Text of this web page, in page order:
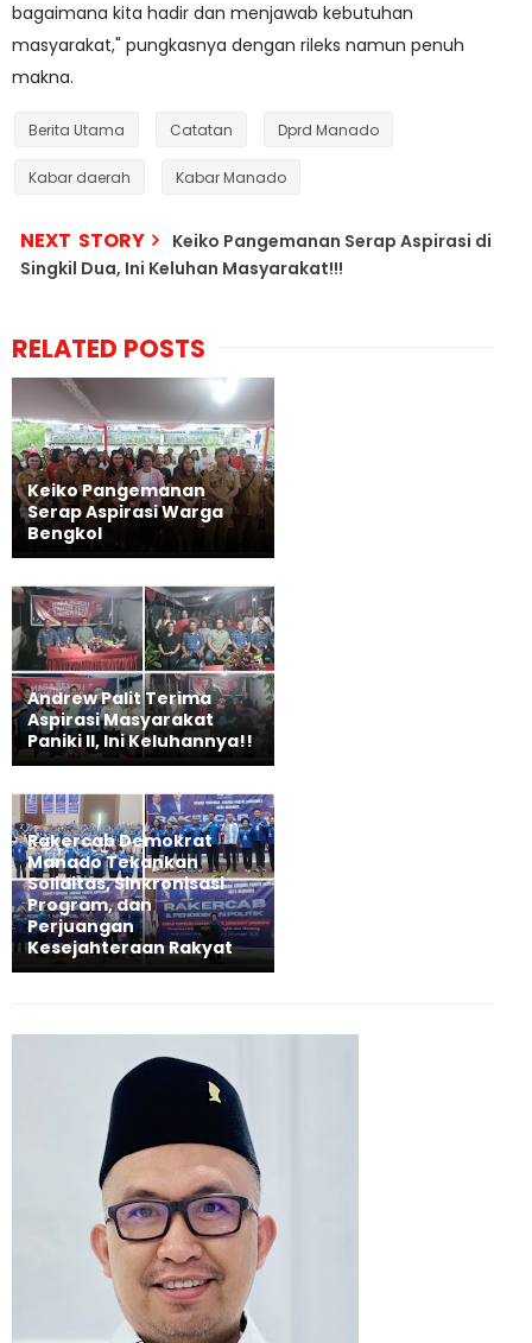
bagaimana kita hadir dan menjawab kebutuhan
masyarakat," pungkasnya dengan rileks namun penuh
makna.
Berita Utama Catatan Dprd Manado
Kabar daerah Kabar Manado
NEXT STORY
Keiko Pangemanan Serap Aspirasi di
Singkil Dua, Ini Keluhan Masyarakat!!!
RELATED POSTS
Keiko Pangemanan
Serap Aspirasi Warga
Bengkol
Andrew Palit Terima
Aspirasi Masyarakat
Paniki II, Ini Keluhannya!!
Rakercab Demokrat
Manado Tekankan
Soliditas, Sinkronisasi
Program, dan
Perjuangan
Kesejahteraan Rakyat